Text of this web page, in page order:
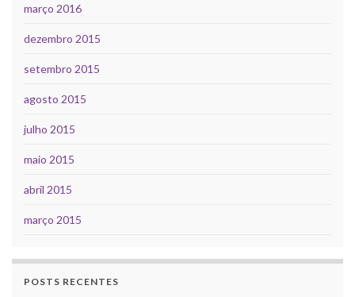
março 2016
dezembro 2015
setembro 2015
agosto 2015
julho 2015
maio 2015
abril 2015
março 2015
POSTS RECENTES